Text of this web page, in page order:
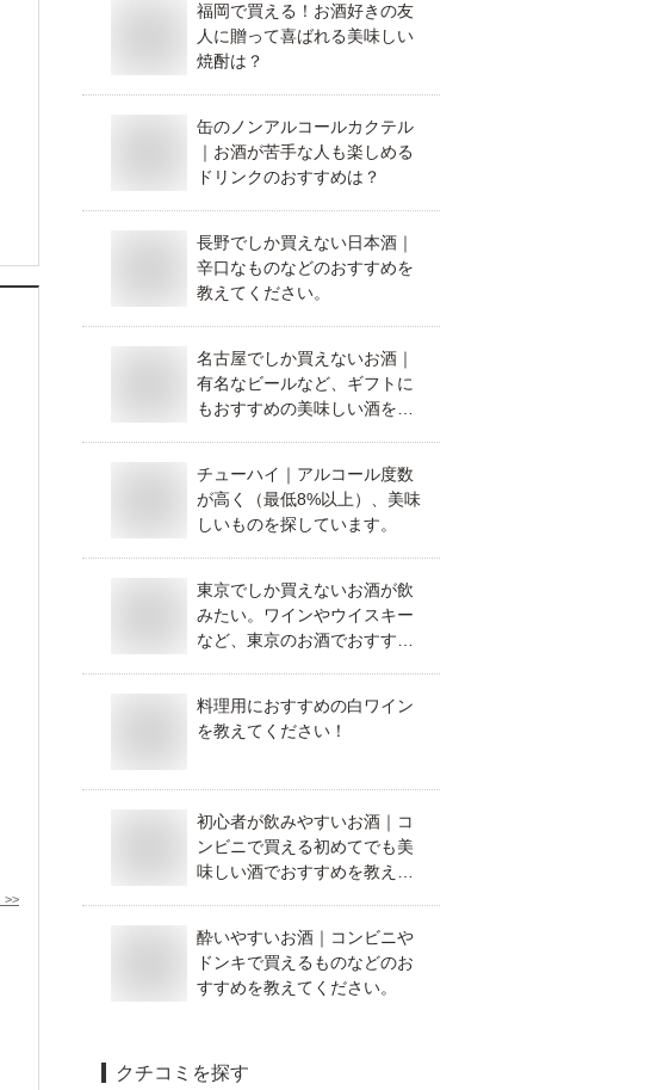
>>
福岡で買える！お酒好きの友
人に贈って喜ばれる美味しい
焼酎は？
缶のノンアルコールカクテル
｜お酒が苦手な人も楽しめる
ドリンクのおすすめは？
長野でしか買えない日本酒｜
辛口なものなどのおすすめを
教えてください。
名古屋でしか買えないお酒｜
有名なビールなど、ギフトに
もおすすめの美味しい酒を教
チューハイ｜アルコール度数
が高く（最低8%以上）、美味
しいものを探しています。
東京でしか買えないお酒が飲
みたい。ワインやウイスキー
など、東京のお酒でおすすめ
料理用におすすめの白ワイン
を教えてください！
初心者が飲みやすいお酒｜コ
ンビニで買える初めてでも美
味しい酒でおすすめを教えて
酔いやすいお酒｜コンビニや
ドンキで買えるものなどのお
すすめを教えてください。
クチコミを探す